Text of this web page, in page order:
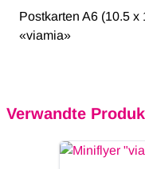
Postkarten A6 (10.5
«viamia»
Verwandte